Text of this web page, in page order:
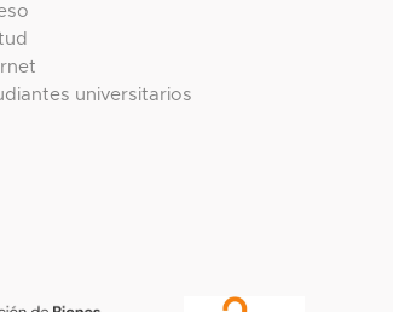
universitarios